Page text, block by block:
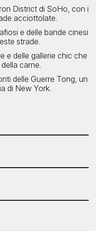
District di SoHo, con i
acciottolate.
e delle bande cinesi
strade.
e delle gallerie chic che
carne.
delle Guerre Tong, un
di New York.